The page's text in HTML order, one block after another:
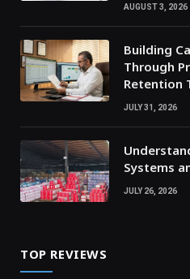
AUGUST 3, 2026
Building
Through
Retention
JULY 31, 2026
Systems
JULY 26, 2026
TOP REVIEWS